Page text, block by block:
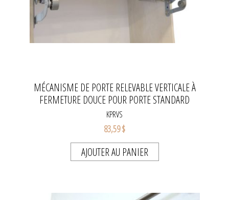
MÉCANISME DE PORTE RELEVABLE VERTICALE À
FERMETURE DOUCE POUR PORTE STANDARD
KPRVS
83,59 $
AJOUTER AU PANIER